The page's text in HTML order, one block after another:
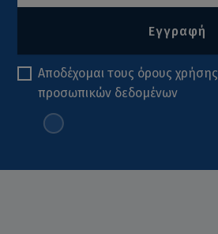
Εγγραφή
Αποδέχομαι τους όρους χρήσης
προσωπικών δεδομένων